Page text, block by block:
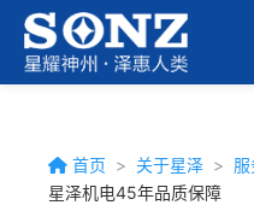
首页 > 关于星泽 >
星泽机电45年品质保障